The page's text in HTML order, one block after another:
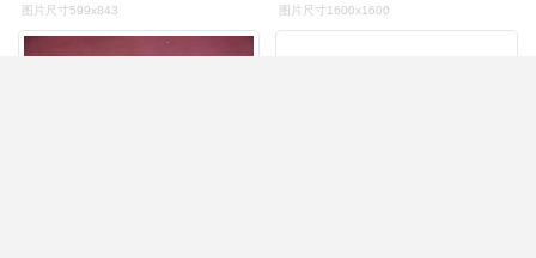
图片尺寸599x843 图片尺寸1600x1600